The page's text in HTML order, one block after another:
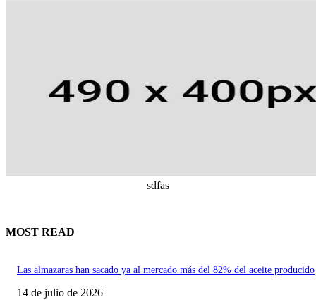
sdfas
MOST READ
Las almazaras han sacado ya al mercado más del 82% del aceite producido
14 de julio de 2026